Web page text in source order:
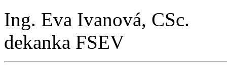
Ing. Eva Ivanová, CSc.
dekanka FSEV